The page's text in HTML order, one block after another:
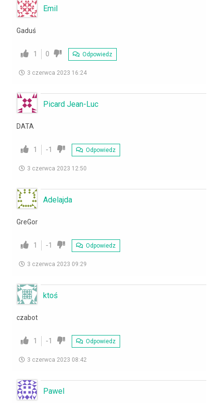
Emil
Gaduś
1 0 Odpowiedz
3 czerwca 2023 16:24
Picard Jean-Luc
DATA
1 -1 Odpowiedz
3 czerwca 2023 12:50
Adelajda
GreGor
1 -1 Odpowiedz
3 czerwca 2023 09:29
ktoś
czabot
1 -1 Odpowiedz
3 czerwca 2023 08:42
Pawel